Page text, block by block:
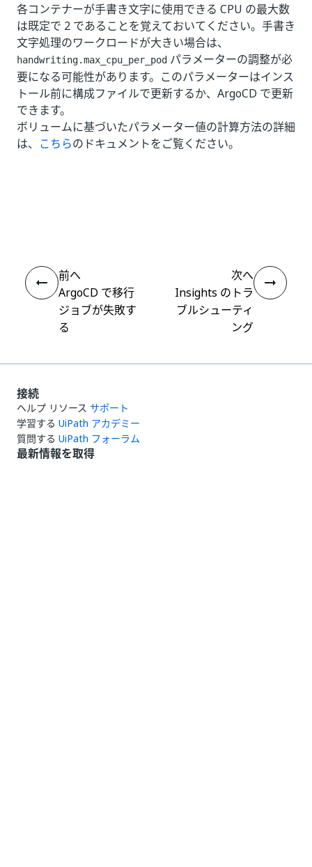
各コンテナーが手書き文字に使用できる CPU の最大数
は既定で 2 であることを覚えておいてください。手書き
文字処理のワークロードが大きい場合は、
handwriting.max_cpu_per_pod パラメーターの調整が必
要になる可能性があります。このパラメーターはインス
トール前に構成ファイルで更新するか、ArgoCD で更新
できます。
ボリュームに基づいたパラメーター値の計算方法の詳細
は、 こちらのドキュメントをご覧ください。
前へ
ArgoCD で移行
ジョブが失敗す
る
次へ
Insights のトラ
ブルシューティ
ング
接続
ヘルプ リソース サポート
学習する UiPath アカデミー
質問する UiPath フォーラム
最新情報を取得